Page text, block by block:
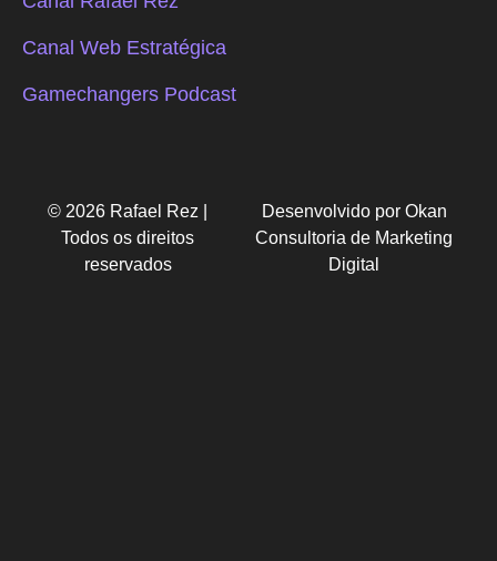
Canal Web Estratégica
Gamechangers Podcast
© 2026 Rafael Rez |
Todos os direitos
reservados
Desenvolvido por Okan
Consultoria de Marketing
Digital